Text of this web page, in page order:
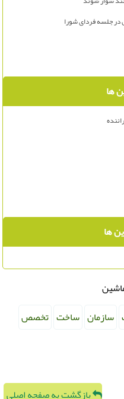
جلسه فردای شورا
ها
سازمان ساخت تخصص
بازگشت به صفحه اصلی